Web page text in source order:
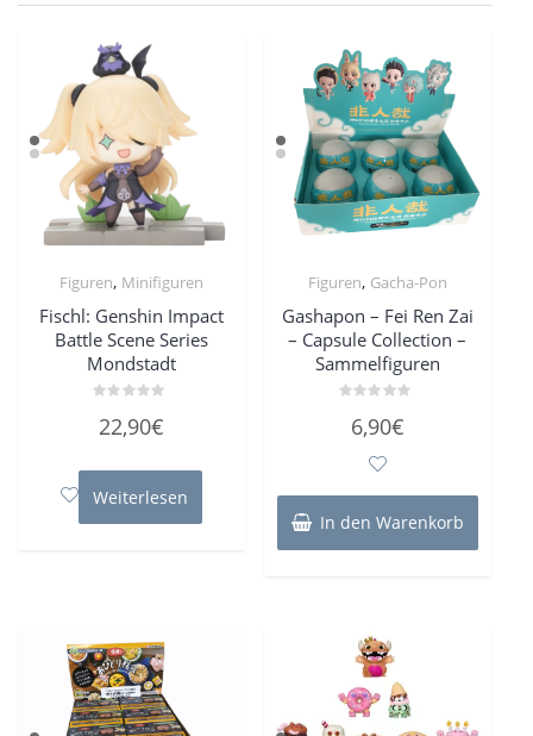
Figuren, Minifiguren
Fischl: Genshin Impact
Battle Scene Series
Mondstadt
mit
5
22,90€
Weiterlesen
Figuren, Gacha-Pon
Gashapon – Fei Ren Zai
– Capsule Collection –
Sammelfiguren
mit6,90€
In den Warenkorb